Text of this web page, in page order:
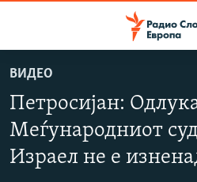
на
содржината
Оди
главната
МАКЕДОНИЈА
СВЕТ
ВИЗУЕЛНО
ВЕСТИ
ВИДЕО
Петросијан:
Меѓународниот
Израел не е